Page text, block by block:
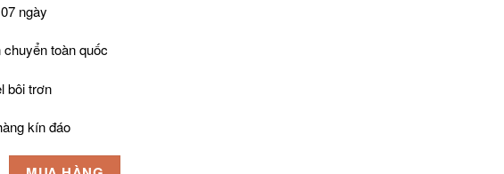
ngày
toàn quốc
bôi trơn
kín đáo
vú số lượng